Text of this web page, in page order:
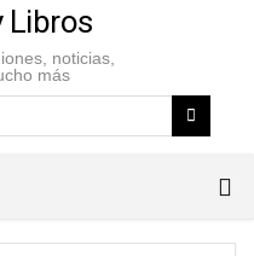
Libros
noticias,
más